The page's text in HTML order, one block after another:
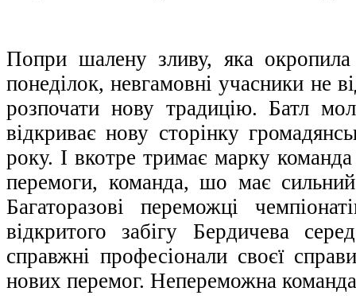
Попри шалену зливу, яка
понеділок, невгамовні учасники не
розпочати нову традицію. Батл
відкриває нову сторінку
року. І вкотре тримає марку
перемоги, команда, шо має
Багаторазові переможці
відкритого забігу Бердичева
справжні професіонали своєї
нових перемог. Непереможна